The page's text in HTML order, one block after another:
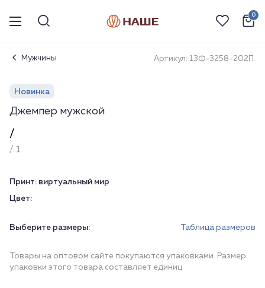
0
Мужчины Артикул: 13Ф-3258-202П.
Новинка
Джемпер мужской
/
/ 1
Принт: виртуальный мир
Цвет:
Выберите размеры: Таблица размеров
Товары на оптовом сайте покупаются упаковками. Размер
упаковки этого товара составляет единиц